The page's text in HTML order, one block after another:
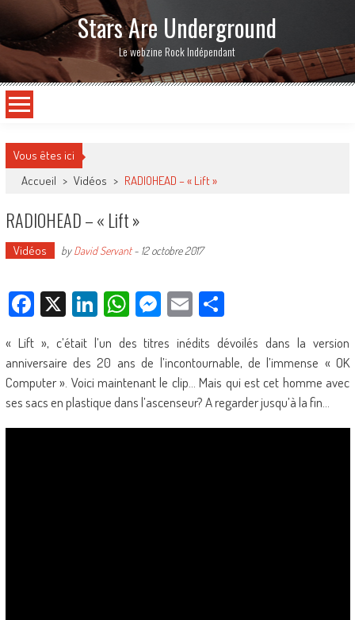
Stars Are Underground
Le webzine Rock Indépendant
Vous êtes ici
Accueil > Vidéos > RADIOHEAD – « Lift »
RADIOHEAD – « Lift »
Vidéos byDavid Servant- 12 octobre 2017
Facebook
X LinkedIn
WhatsApp
Messenger
EmailPartager
« Lift », c’était l’un des titres inédits dévoilés dans la version
anniversaire des 20 ans de l’incontournable, de l’immense « OK
Computer ». Voici maintenant le clip… Mais qui est cet homme avec
ses sacs en plastique dans l’ascenseur? A regarder jusqu’à la fin…